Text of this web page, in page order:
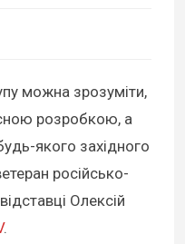
можна зрозуміти,
розробкою, а
якого західного
російсько-
Олексій
.